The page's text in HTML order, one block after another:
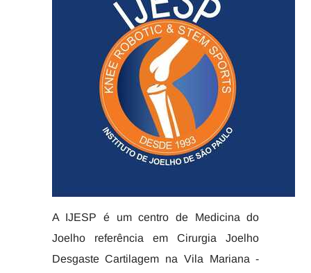
A IJESP é um centro de Medicina do
Joelho referência em Cirurgia Joelho
Desgaste Cartilagem na Vila Mariana -